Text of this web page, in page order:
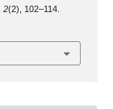
2(2), 102–114.